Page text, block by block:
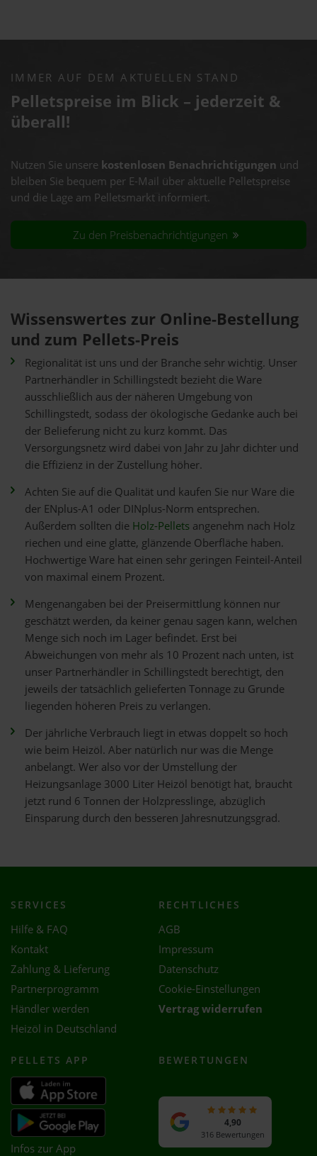
IMMER AUF DEM AKTUELLEN STAND
Pelletspreise im Blick – jederzeit &
überall!
Nutzen Sie unsere kostenlosen Benachrichtigungen und
bleiben Sie bequem per E-Mail über aktuelle Pelletspreise
und die Lage am Pelletsmarkt informiert.
Zu den Preisbenachrichtigungen
Wissenswertes zur Online-Bestellung
und zum Pellets-Preis
Regionalität ist uns und der Branche sehr wichtig. Unser
Partnerhändler in Schillingstedt bezieht die Ware
ausschließlich aus der näheren Umgebung von
Schillingstedt, sodass der ökologische Gedanke auch bei
der Belieferung nicht zu kurz kommt. Das
Versorgungsnetz wird dabei von Jahr zu Jahr dichter und
die Effizienz in der Zustellung höher.
Achten Sie auf die Qualität und kaufen Sie nur Ware die
der ENplus-A1 oder DINplus-Norm entsprechen.
Außerdem sollten die Holz-Pellets angenehm nach Holz
riechen und eine glatte, glänzende Oberfläche haben.
Hochwertige Ware hat einen sehr geringen Feinteil-Anteil
von maximal einem Prozent.
Mengenangaben bei der Preisermittlung können nur
geschätzt werden, da keiner genau sagen kann, welchen
Menge sich noch im Lager befindet. Erst bei
Abweichungen von mehr als 10 Prozent nach unten, ist
unser Partnerhändler in Schillingstedt berechtigt, den
jeweils der tatsächlich gelieferten Tonnage zu Grunde
liegenden höheren Preis zu verlangen.
Der jährliche Verbrauch liegt in etwas doppelt so hoch
wie beim Heizöl. Aber natürlich nur was die Menge
anbelangt. Wer also vor der Umstellung der
Heizungsanlage 3000 Liter Heizöl benötigt hat, braucht
jetzt rund 6 Tonnen der Holzpresslinge, abzüglich
Einsparung durch den besseren Jahresnutzungsgrad.
SERVICES
Hilfe & FAQ
Kontakt
Zahlung & Lieferung
Partnerprogramm
Händler werden
Heizöl in Deutschland
RECHTLICHES
AGB
Impressum
Datenschutz
Cookie-Einstellungen
Vertrag widerrufen
PELLETS APP
Infos zur App
BEWERTUNGEN
4,90
316 Bewertungen